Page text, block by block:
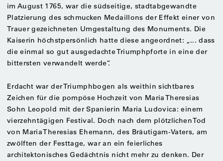
im August 1765, war die südseitige, stadtabgewandte
Platzierung des schmucken Medaillons der Effekt einer von
Trauer gezeichneten Umgestaltung des Monuments. Die
Kaiserin höchstpersönlich hatte diese angeordnet: „... dass
die einmal so gut ausgedachte Triumphpforte in eine der
bittersten verwandelt werde“.
Erdacht war der Triumphbogen als weithin sichtbares
Zeichen für die pompöse Hochzeit von Maria Theresias
Sohn Leopold mit der Spanierin Maria Ludovica: einem
vierzehntägigen Festival. Doch nach dem plötzlichen Tod
von Maria Theresias Ehemann, des Bräutigam-Vaters, am
zwölften der Festtage, war an ein feierliches
architektonisches Gedächtnis nicht mehr zu denken. Der